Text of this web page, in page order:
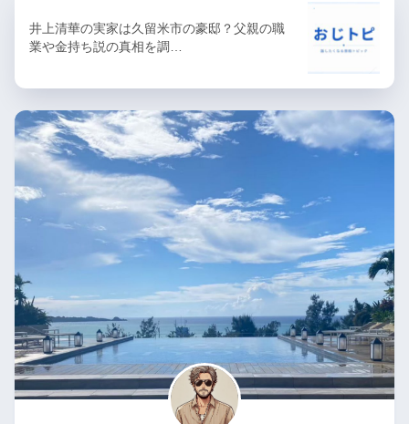
井上清華の実家は久留米市の豪邸？父親の職
業や金持ち説の真相を調…